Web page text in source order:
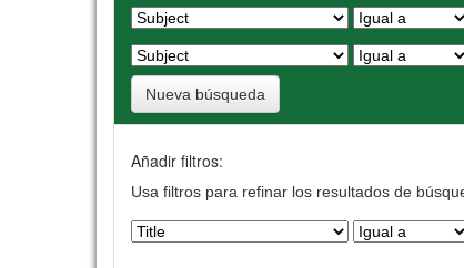
Nueva búsqueda
Añadir filtros:
Usa filtros para refinar los resultados de